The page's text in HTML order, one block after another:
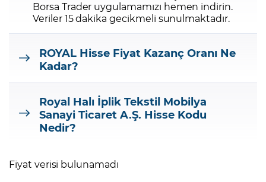
Borsa Trader uygulamamızı hemen indirin.
Veriler 15 dakika gecikmeli sunulmaktadır.
ROYAL Hisse Fiyat Kazanç Oranı Ne
Kadar?
Royal Halı İplik Tekstil Mobilya
Sanayi Ticaret A.Ş. Hisse Kodu
Nedir?
Fiyat verisi bulunamadı